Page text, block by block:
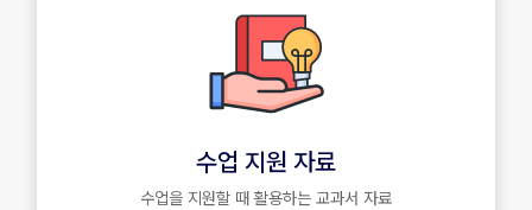
수업 지원 자료
수업을 지원할 때 활용하는 교과서 자료